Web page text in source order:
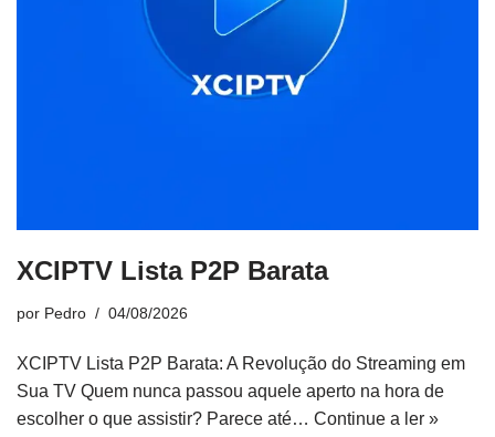
XCIPTV Lista P2P Barata
por Pedro 04/08/2026
XCIPTV Lista P2P Barata: A Revolução do Streaming em
Sua TV Quem nunca passou aquele aperto na hora de
escolher o que assistir? Parece até… Continue a ler »